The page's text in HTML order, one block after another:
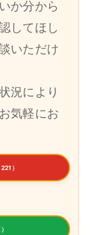
か分から
してほし
いただけ
況により
気軽にお
）